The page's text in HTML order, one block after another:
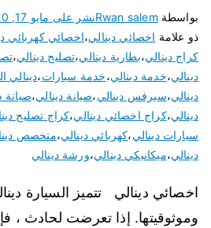
بواسطة Rwan salemنشر على مايو 17, 2020
ذو علامة اخصائي دينالي،اخصائي كهربائي
كراج دينالي،بطارية دينالي،تصليح دينالي،
دينالي،خدمة دينالي،خدمة سيارات،دينالي
دينالي،سيرفس دينالي،صيانة دينالي،صيانة
دينالي،كراج اخصائي دينالي،كراج تصليح
سيارات دينالي،كهربائي دينالي،متخصص
دينالي،ميكانيكي دينالي،ورشة دينالي
اخصائي دينالي تتميز السيارة
وموثوقيتها. إذا تعرضت لحادث ،